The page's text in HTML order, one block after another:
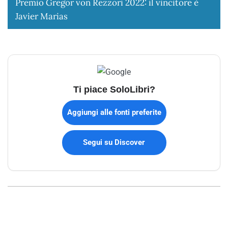
Premio Gregor von Rezzori 2022: il vincitore è
Javier Marias
Ti piace SoloLibri?
Aggiungi alle fonti preferite
Segui su Discover